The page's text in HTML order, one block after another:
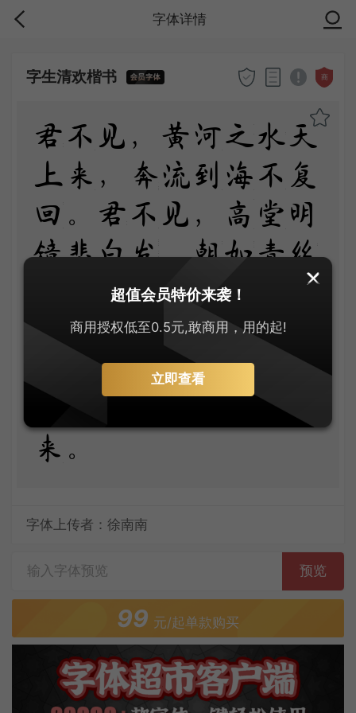
字体详情
字生清欢楷书 商
君不见，黄河之水天
上来，奔流到海不复
回。君不见，高堂明
镜悲白发，朝如青丝
暮成雪。人生得意须
尽欢，莫使金樽空对
月。天生我材必有
用，千金散尽还复
来。
字体上传者：徐南南
预览
99 元/起单款购买
超值会员特价来袭！
商用授权低至0.5元,敢商用，用的起!
立即查看